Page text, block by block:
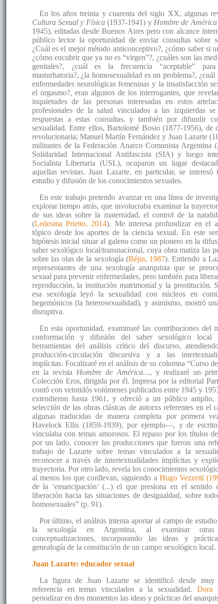
En los años treinta y cuarenta del siglo XX, algunas
Cultura Sexual y Física(1937-1941) y Hombre de
1945), editadas desde Buenos Aires pero con alcance
público lector la oportunidad de enviar consultas sobre
¿Cuál es el mejor método anticonceptivo?, ¿cómo saber si
¿cómo encubrir que ya no es “virgen”?, ¿cuáles son las
genitales?, ¿cuál es la frecuencia “aceptable”
masturbatoria?, ¿la homosexualidad es un problema?,
enfermedades neurológicas femeninas y la insatisfacción
el orgasmo?, eran algunos de los interrogantes, que
inquietudes de las personas interesadas en estos
profesionales de la salud vinculados a las izquierdas
respuestas a estas consultas, y también por difundir
sexualidad. Entre ellos, Bartolomé Bosio (1877-1956), de
revolucionaria; Manuel Martín Fernández y Juan Lazarte
militantes de la Federación Anarco Comunista Argentina
Solidaridad Internacional Antifascista (SIA) y luego
Socialista Libertaria (USL), ocuparon un lugar
aquellas revistas. Juan Lazarte, en particular, se interesó
estudio y difusión de los conocimientos sexuales.
En este trabajo pretendo avanzar en una línea de
explorar tiempo atrás, que involucraba examinar la
de sus ideas sobre la maternidad, el control de la
(Ledesma Prietto, 2014). Me interesa profundizar en el
tópico desde los aportes de la ciencia sexual. En este
hipótesis inicial situar al galeno como un pionero en la
saber sexológico local/transnacional, cuya obra matiza las
sobre las olas de la sexología (Béjin, 1987). Entiendo a
representantes de una sexología anarquista que se
sexual para prevenir enfermedades, pero también para
reproducción, la institución matrimonial y la prostitución.
esa sexología leyó la sexualidad con núcleos en
hegemónicos (la heterosexualidad), y asimismo, mostró
disruptiva.
En esta oportunidad, examinaré las contribuciones del
conformación y difusión del saber sexológico
herramientas del análisis crítico del discurso,
producción-circulación discursiva y a las
implícitas. Focalizaré en el análisis de su columna “Curso
en la revista Hombre de América…, y realizaré un
Colección Eros, dirigida por él. Impresa por la editorial
contó con veintidós volúmenes publicados entre 1945 y
extendieron hasta 1961, y ofreció a un público amplio,
selección de las obras clásicas de autorxs referentes en el
algunas traducidas de manera completa por primera
Havelock Ellis (1859-1939), por ejemplo—, y de
vinculaba con temas amorosos. El repaso por los títulos
por un lado, conocer las producciones que fueron una
trabajo de Lazarte sobre temas vinculados a la
reconocer a través de intertextualidades implícitas y
trayectoria. Por otro lado, revela los conocimientos
al menos los que conllevan, siguiendo a Hugo Vezzetti
de la ‘emancipación’ (...) el que presiona en el sentido
liberación hacia las situaciones de desigualdad, sobre
homosexuales” (p. 91).
Por último, el análisis intenta aportar al campo de
la sexología en Argentina, al examinar otras
conceptualizaciones, incorporando las ideas y
genealogía de la constitución de un campo sexológico local.
Juan Lazarte: educador sexual
La figura de Juan Lazarte se identificó desde muy
referencia en temas vinculados a la sexualidad. Dora
periodizar en dos momentos las ideas y prácticas del